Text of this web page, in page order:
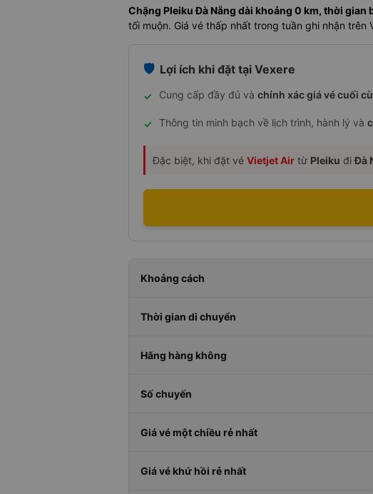
Chặng Pleiku Đà Nẵng dài khoảng 0 km, thời gian
tối muộn. Giá vé thấp nhất trong tuần ghi nhận trên
🛡️ Lợi ích khi đặt tại Vexere
✓ Cung cấp đầy đủ và chính xác giá vé cuối
✓ Thông tin minh bạch về lịch trình, hành lý và
Đặc biệt, khi đặt vé Vietjet Air từ Pleiku điĐà
Khoảng cách
Thời gian di chuyển
Hãng hàng không
Số chuyến
Giá vé một chiều rẻ nhất
Giá vé khứ hồi rẻ nhất